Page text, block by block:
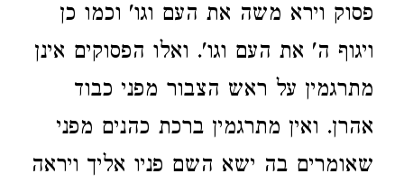
פסוק וירא משה את העם וגו' וכמו כן
ויגוף ה' את העם וגו'. ואלו הפסוקים אינן
מתרגמין על ראש הצבור מפני כבוד
אהרן. ואין מתרגמין ברכת כהנים מפני
שאומרים בה ישא השם פניו אליך ויראה